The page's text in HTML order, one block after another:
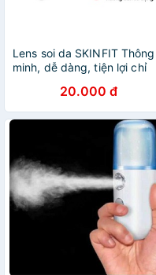
Lens soi da SKINFIT Thông
minh, dễ dàng, tiện lợi chỉ
có thể biết tình trang da của
mình
20.000 đ